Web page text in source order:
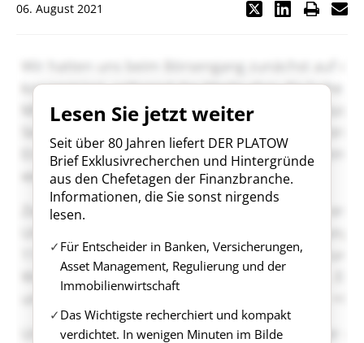
06. August 2021
Lesen Sie jetzt weiter
Seit über 80 Jahren liefert DER PLATOW
Brief Exklusivrecherchen und Hintergründe
aus den Chefetagen der Finanzbranche.
Informationen, die Sie sonst nirgends
lesen.
Für Entscheider in Banken, Versicherungen,
Asset Management, Regulierung und der
Immobilienwirtschaft
Das Wichtigste recherchiert und kompakt
verdichtet. In wenigen Minuten im Bilde